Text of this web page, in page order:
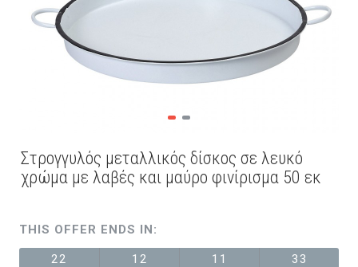
Στρογγυλός μεταλλικός δίσκος σε λευκό
χρώμα με λαβές και μαύρο φινίρισμα 50 εκ
THIS OFFER ENDS IN:
22 12 11 33